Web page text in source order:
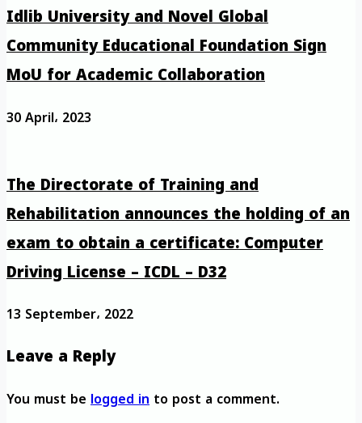
Idlib University and Novel Global
Community Educational Foundation Sign
MoU for Academic Collaboration
30 April، 2023
The Directorate of Training and
Rehabilitation announces the holding of an
exam to obtain a certificate: Computer
Driving License – ICDL – D32
13 September، 2022
Leave a Reply
You must belogged into post a comment.